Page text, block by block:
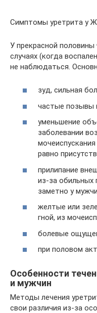
Симптомы уретрита у
У прекрасной
случаях (когда
не наблюдаться.
зуд, сильная
частые позывы
уменьшение
заболевании
равно
прилипание
из-за обильных
заметно у
желтые или
гной, из
болевые
при половом
Особенности
и мужчин
Методы лечения
свои различия из-за